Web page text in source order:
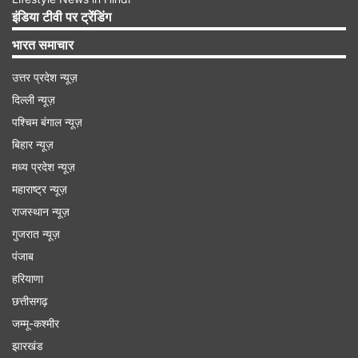
इंडिया टीवी पर ट्रेंडिंग
भारत समाचार
उत्तर प्रदेश न्यूज़
दिल्ली न्यूज़
पश्चिम बंगाल न्यूज़
बिहार न्यूज़
मध्य प्रदेश न्यूज़
महाराष्ट्र न्यूज़
राजस्थान न्यूज़
गुजरात न्यूज़
पंजाब
हरियाणा
छत्तीसगढ़
जम्मू-कश्मीर
झारखंड